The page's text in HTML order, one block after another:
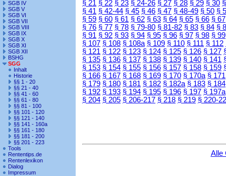
SGB IV
SGB V
SGB VI
SGB VII
SGB VIII
SGB IX
SGB X
SGB XI
SGB XII
BSHG
SGG
Inhalt
Historie
§§ 1 - 20
§§ 21 - 40
§§ 41 - 60
§§ 61 - 80
§§ 81 - 100
§§ 101 - 120
§§ 121 - 140
§§ 141 - 160a
§§ 161 - 180
§§ 181 - 200
§§ 201 - 223
Tools
Rententips.de
Rentenlexikon
Dialog
Impressum
§ 21 § 22 § 23 § 24-26 § 27 § 28 § 29 § 30
§ 41 § 42-44 § 45 § 46 § 47 § 48-49 § 50 §
§ 59 § 60 § 61 § 62 § 63 § 64 § 65 § 66 § 67
§ 76 § 77 § 78 § 79-80 § 81-82 § 83 § 84 §
§ 91 § 92 § 93 § 94 § 95 § 96 § 97 § 98 § 99
§ 107 § 108 § 108a § 109 § 110 § 111 § 112
§ 121 § 122 § 123 § 124 § 125 § 126 § 127
§ 135 § 136 § 137 § 138 § 139 § 140 § 141
§ 153 § 154 § 155 § 156 § 157 § 158 § 159
§ 166 § 167 § 168 § 169 § 170 § 170a § 171
§ 179 § 180 § 181 § 182 § 182a § 183 § 184
§ 192 § 193 § 194 § 195 § 196 § 197 § 197a
§ 204 § 205 § 206-217 § 218 § 219 § 220-
Alle